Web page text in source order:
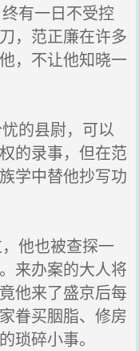
有一日不受控
，范正廉在许多
，不让他知晓一
的县尉，可以
的录事，但在范
学中替他抄写功
他也被查探一
来办案的大人将
他来了盛京后每
眷买胭脂、修房
碎小事。